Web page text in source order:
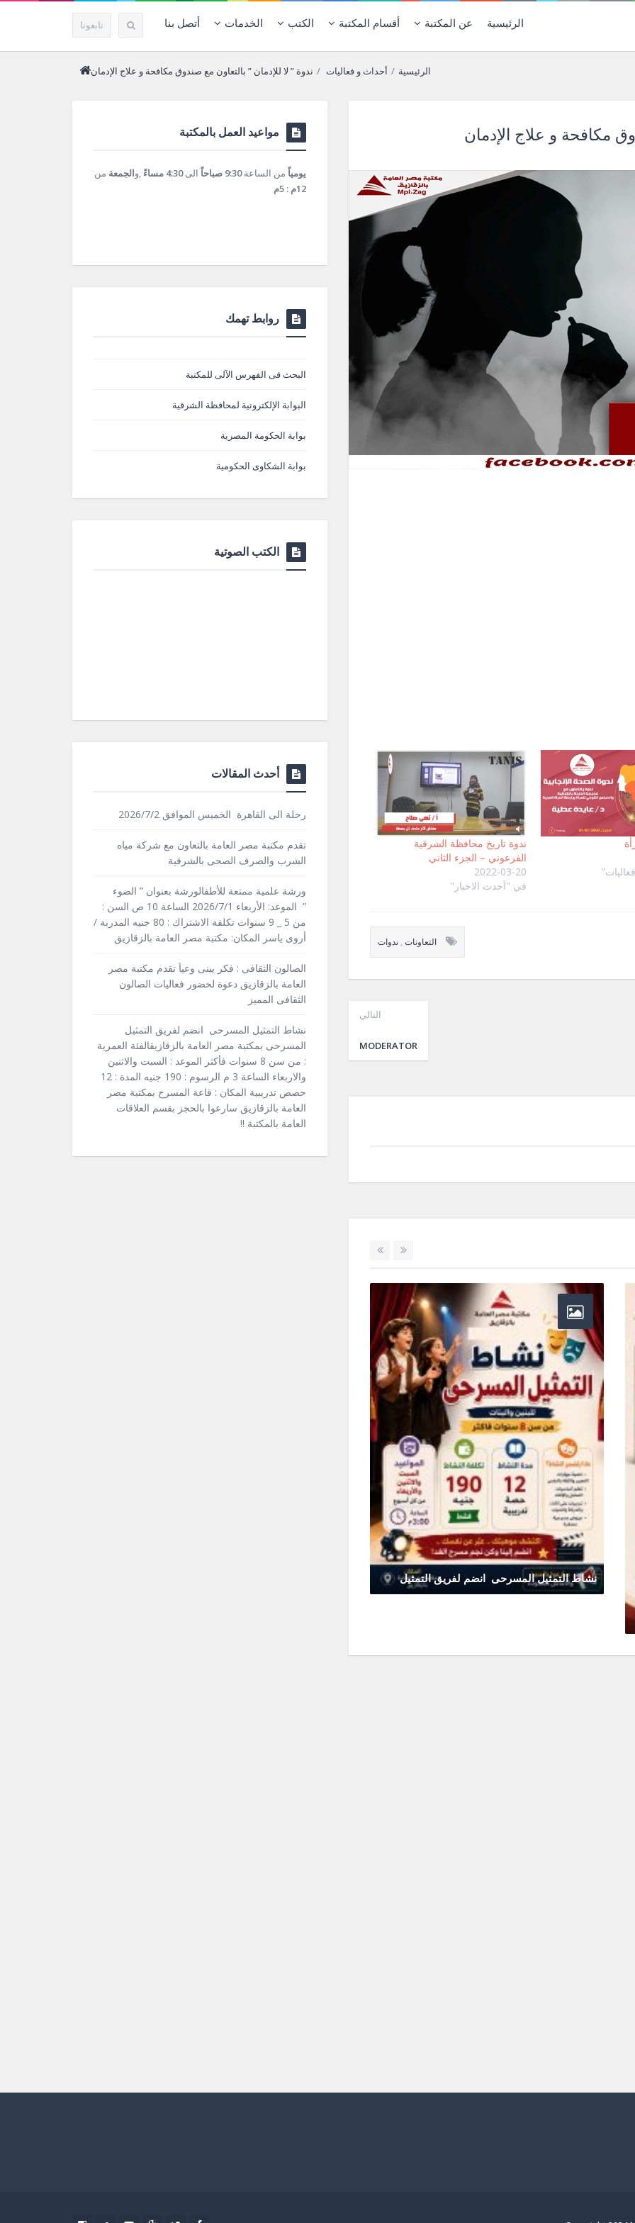
تابعونا الرئيسية عن المكتبة أقسام المكتبة الكتب الخدمات أتصل بنا
الرئيسية / أحداث و فعاليات / ندوة ” لا للإدمان ” بالتعاون مع صندوق مكافحة و علاج الإدمان
مكافحة و علاج الإدمان
ندوة تاريخ محافظة الشرقية
الفرعوني – الجزء الثاني
2022-03-20
في "آحدث الاخبار"
التعاونات , ندوات
التالي
MODERATOR
نشاط التمثيل المسرحى انضم لفريق التمثيل
مواعيد العمل بالمكتبة
يومياً من الساعة9:30 صباحاً الى4:30 مساءً ,والجمعة من
12م : 5م
روابط تهمك
البحث فى الفهرس الآلى للمكتبة
البوابة الإلكترونية لمحافظة الشرقية
بوابة الحكومة المصرية
بوابة الشكاوى الحكومية
الكتب الصوتية
أحدث المقالات
رحلة الى القاهرة الخميس الموافق 2026/7/2
تقدم مكتبة مصر العامة بالتعاون مع شركة مياه
الشرب والصرف الصحى بالشرقية
ورشة علمية ممتعة للأطفالورشة بعنوان ” الضوء
” الموعد: الأربعاء 2026/7/1 الساعة 10 ص السن :
من 5 _ 9 سنوات تكلفة الاشتراك : 80 جنيه المدربة /
أروى ياسر المكان: مكتبة مصر العامة بالزقازيق
الصالون الثقافى : فكر يبنى وعياَ تقدم مكتبة مصر
العامة بالزقازيق دعوة لحضور فعاليات الصالون
الثقافى المميز
نشاط التمثيل المسرحى انضم لفريق التمثيل
المسرحى بمكتبة مصر العامة بالزقازيقالفئة العمرية
: من سن 8 سنوات فأكثر الموعد : السبت والاثنين
والاربعاء الساعة 3 م الرسوم : 190 جنيه المدة : 12
حصص تدريبية المكان : قاعة المسرح بمكتبة مصر
العامة بالزقازيق سارعوا بالحجز بقسم العلاقات
العامة بالمكتبة !!